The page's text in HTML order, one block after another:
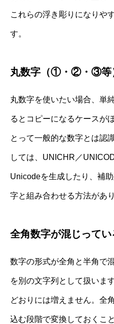
これらの浮き彫りになりや
す。
丸数字（①・②・③等
丸数字を使いたい場合、単
るとコピーになるケースが
とって一般的な数字とは認
しては、UNICHR／
Unicodeを生成したり、補
字と組み合わせる方法があり
全角数字が混じってい
数字の形式が全角と半角で
を別の文字列として扱いま
どおりには増えません。全
込む段階で変換しておくこ